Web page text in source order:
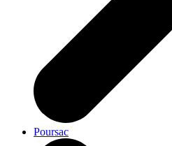
Poursac